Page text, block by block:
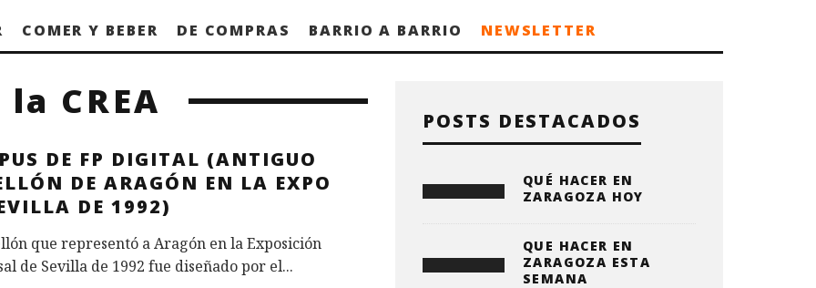
COMER Y BEBER DE COMPRAS BARRIO A BARRIO NEWSLETTER
CREA
DE FP DIGITAL (ANTIGUO
DE ARAGÓN EN LA EXPO
DE 1992)
que representó a Aragón en la Exposición
de Sevilla de 1992 fue diseñado por el...
POSTS DESTACADOS
QUÉ HACER EN
ZARAGOZA HOY
QUE HACER EN
ZARAGOZA ESTA
SEMANA